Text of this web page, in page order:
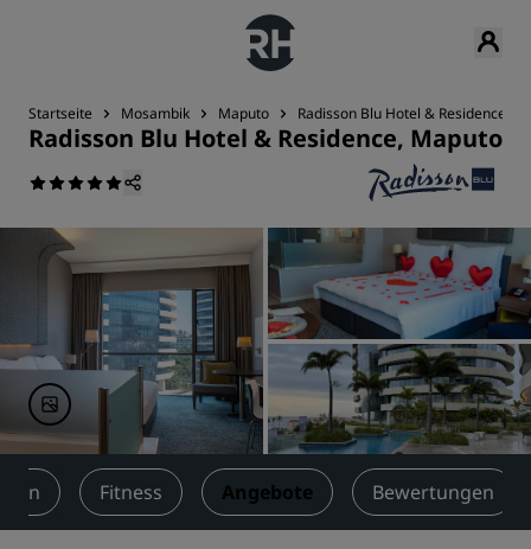
Startseite Mosambik Maputo Radisson Blu Hotel & Residence,
Radisson Blu Hotel & Residence, Maputo
Fitness Angebote Bewertungen